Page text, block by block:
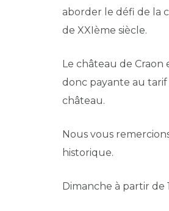
aborder le défi de la
de XXIème siècle.
Le château de Craon
donc payante au
château.
Nous vous
historique.
Dimanche à partir de